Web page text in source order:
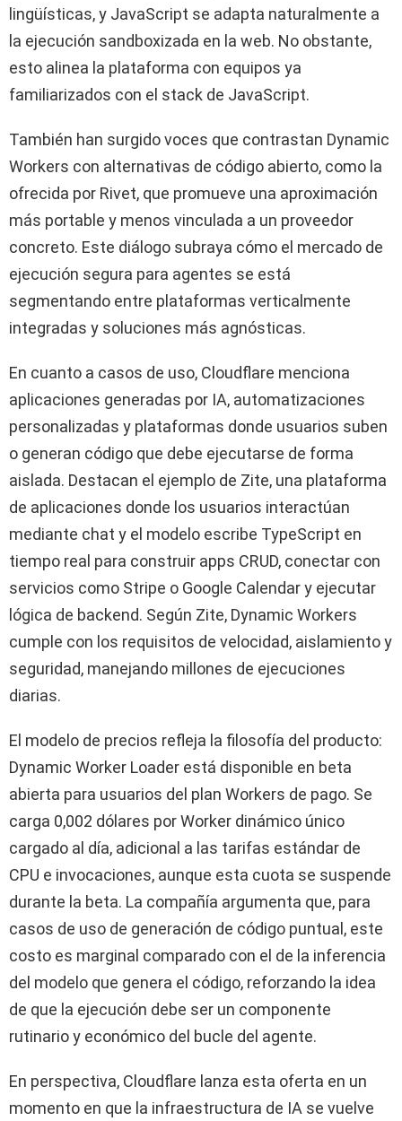
lingüísticas, y JavaScript se adapta naturalmente a
la ejecución sandboxizada en la web. No obstante,
esto alinea la plataforma con equipos ya
familiarizados con el stack de JavaScript.
También han surgido voces que contrastan Dynamic
Workers con alternativas de código abierto, como la
ofrecida por Rivet, que promueve una aproximación
más portable y menos vinculada a un proveedor
concreto. Este diálogo subraya cómo el mercado de
ejecución segura para agentes se está
segmentando entre plataformas verticalmente
integradas y soluciones más agnósticas.
En cuanto a casos de uso, Cloudflare menciona
aplicaciones generadas por IA, automatizaciones
personalizadas y plataformas donde usuarios suben
o generan código que debe ejecutarse de forma
aislada. Destacan el ejemplo de Zite, una plataforma
de aplicaciones donde los usuarios interactúan
mediante chat y el modelo escribe TypeScript en
tiempo real para construir apps CRUD, conectar con
servicios como Stripe o Google Calendar y ejecutar
lógica de backend. Según Zite, Dynamic Workers
cumple con los requisitos de velocidad, aislamiento y
seguridad, manejando millones de ejecuciones
diarias.
El modelo de precios refleja la filosofía del producto:
Dynamic Worker Loader está disponible en beta
abierta para usuarios del plan Workers de pago. Se
carga 0,002 dólares por Worker dinámico único
cargado al día, adicional a las tarifas estándar de
CPU e invocaciones, aunque esta cuota se suspende
durante la beta. La compañía argumenta que, para
casos de uso de generación de código puntual, este
costo es marginal comparado con el de la inferencia
del modelo que genera el código, reforzando la idea
de que la ejecución debe ser un componente
rutinario y económico del bucle del agente.
En perspectiva, Cloudflare lanza esta oferta en un
momento en que la infraestructura de IA se vuelve